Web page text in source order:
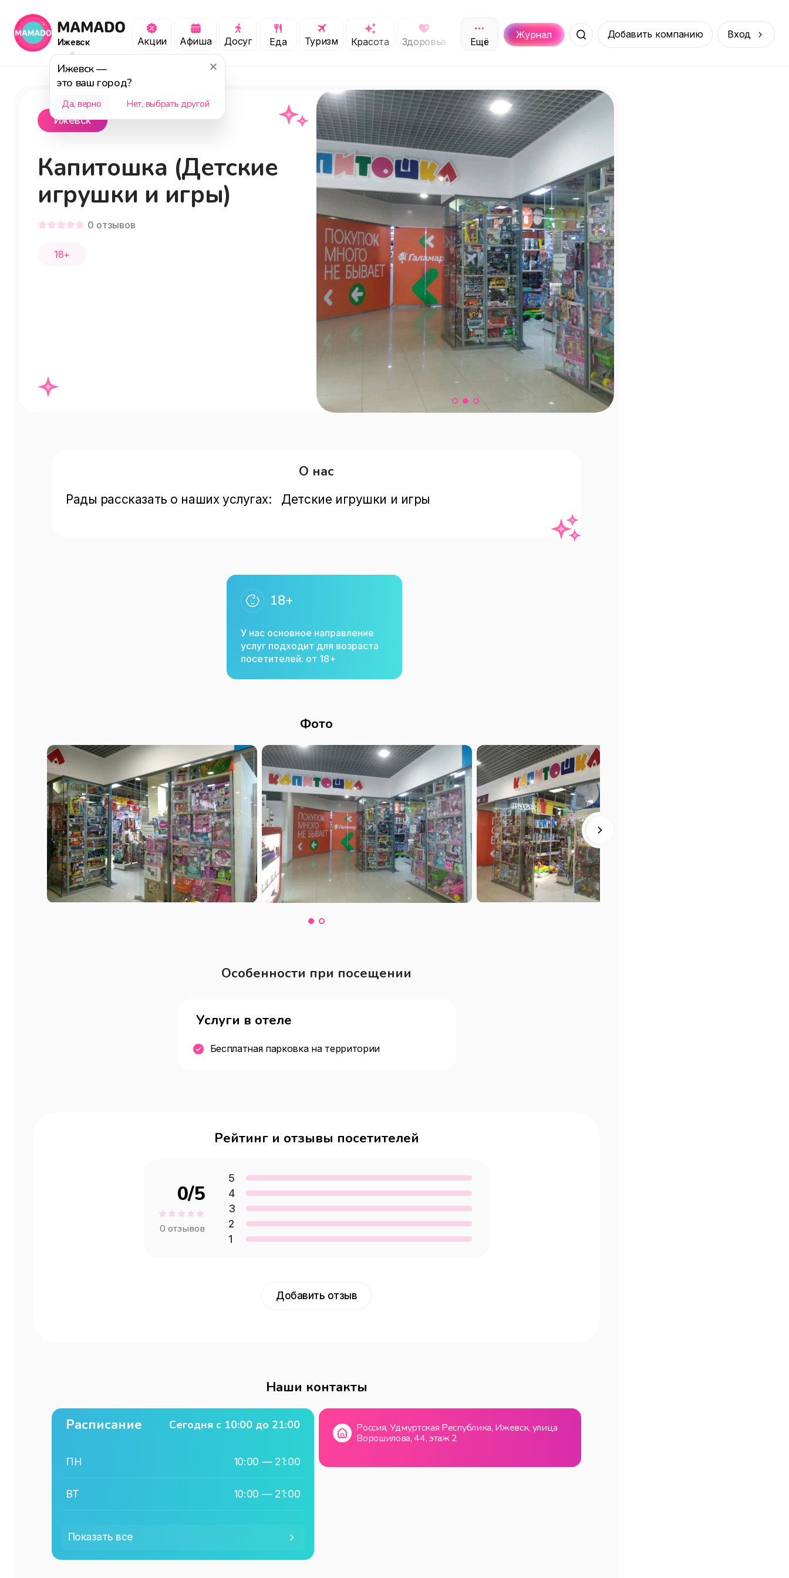
Ижевск
Ижевск—
это ваш город?
Да, верно Нет, выбрать другой
Акции Афиша Досуг Еда Туризм Красота Здоровье Обучение Спорт Услуги Покупки Онлайн
Ещё
Журнал Места Добавить компанию Вход
Ижевск
Капитошка (Детские
игрушки и игры)
0 отзывов
18+
О нас
Рады рассказать о наших услугах:   Детские игрушки и игры
18+
У нас основное направление
услуг подходит для возраста
посетителей: от 18+
Фото
Особенности при посещении
Услуги в отеле
Бесплатная парковка на территории
Рейтинг и отзывы посетителей
0/5
0 отзывов
5
4
3
2
1
Добавить отзыв
Наши контакты
Расписание Сегодня с 10:00 до 21:00
ПН 10:00 — 21:00
ВТ 10:00 — 21:00
ЧТ 10:00—21:00
Показать все
Россия, Удмуртская Республика, Ижевск, улица
Ворошилова, 44, этаж 2